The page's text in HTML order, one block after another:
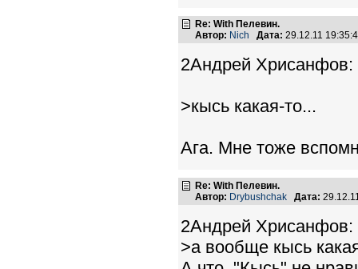
Re: With Пелевин.
Автор: Nich Дата: 29.12.11
2Андрей Хрисанфов:
>кысь какая-то...
Ага. Мне тоже
Re: With Пелевин.
Автор: Drybushchak Дата:
2Андрей Хрисанфов:
>а вообще кысь